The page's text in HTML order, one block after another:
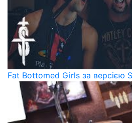
Fat Bottomed Girls за версією